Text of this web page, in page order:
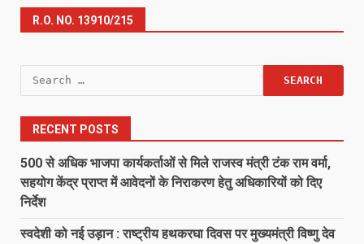
R.O. NO. 13910/215
Search
for:
RECENT POSTS
500 से अधिक भाजपा कार्यकर्ताओं से मिले राजस्व मंत्री टंक राम वर्मा,
सहयोग केंद्र प्राप्त में आवेदनों के निराकरण हेतु अधिकारियों को दिए
निर्देश
स्वदेशी को नई उड़ान : राष्ट्रीय हथकरघा दिवस पर मुख्यमंत्री विष्णु देव